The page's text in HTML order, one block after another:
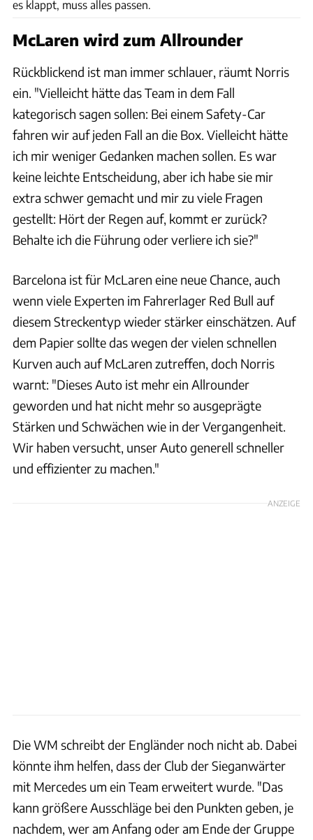
es klappt, muss alles passen.
McLaren wird zum Allrounder
Rückblickend ist man immer schlauer, räumt Norris
ein. "Vielleicht hätte das Team in dem Fall
kategorisch sagen sollen: Bei einem Safety-Car
fahren wir auf jeden Fall an die Box. Vielleicht hätte
ich mir weniger Gedanken machen sollen. Es war
keine leichte Entscheidung, aber ich habe sie mir
extra schwer gemacht und mir zu viele Fragen
gestellt: Hört der Regen auf, kommt er zurück?
Behalte ich die Führung oder verliere ich sie?"
Barcelona ist für McLaren eine neue Chance, auch
wenn viele Experten im Fahrerlager Red Bull auf
diesem Streckentyp wieder stärker einschätzen. Auf
dem Papier sollte das wegen der vielen schnellen
Kurven auch auf McLaren zutreffen, doch Norris
warnt: "Dieses Auto ist mehr ein Allrounder
geworden und hat nicht mehr so ausgeprägte
Stärken und Schwächen wie in der Vergangenheit.
Wir haben versucht, unser Auto generell schneller
und effizienter zu machen."
ANZEIGE
Die WM schreibt der Engländer noch nicht ab. Dabei
könnte ihm helfen, dass der Club der Sieganwärter
mit Mercedes um ein Team erweitert wurde. "Das
kann größere Ausschläge bei den Punkten geben, je
nachdem, wer am Anfang oder am Ende der Gruppe